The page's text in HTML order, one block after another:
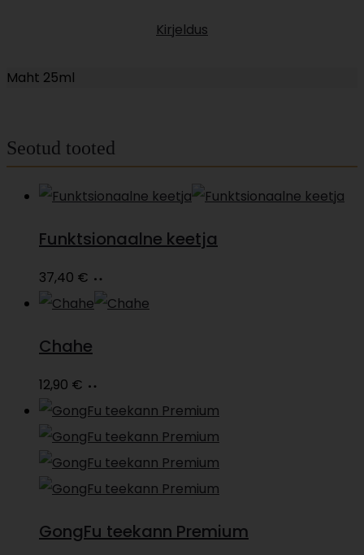
Kirjeldus
Maht 25ml
Seotud tooted
Funktsionaalne keetja
37,40 €
edasi
Chahe
12,90 €
korvi
GongFu teekann Premium